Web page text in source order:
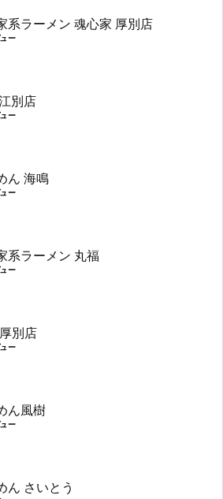
系ラーメン 魂心家 厚別店
ー
別店
ー
ん 海鳴
ー
系ラーメン 丸福
ー
別店
ー
ん風樹
ー
ん さいとう